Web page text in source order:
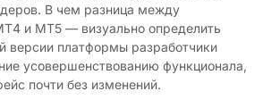
В чем разница между
и МТ5 — визуально определить
версии платформы разработчики
усовершенствованию функционала,
почти без изменений.